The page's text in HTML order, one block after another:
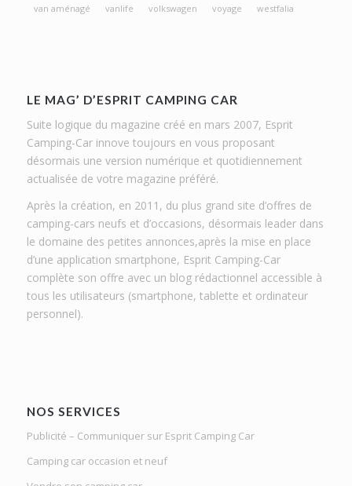
van aménagé
vanlife volkswagen voyage westfalia
LE MAG’ D’ESPRIT CAMPING CAR
Suite logique du magazine créé en mars 2007, Esprit
Camping-Car innove toujours en vous proposant
désormais une version numérique et quotidiennement
actualisée de votre magazine préféré.
Après la création, en 2011, du plus grand site d’offres de
camping-cars neufs et d’occasions, désormais leader dans
le domaine des petites annonces,après la mise en place
d’une application smartphone, Esprit Camping-Car
complète son offre avec un blog rédactionnel accessible à
tous les utilisateurs (smartphone, tablette et ordinateur
personnel).
NOS SERVICES
Publicité – Communiquer sur Esprit Camping Car
Camping car occasion et neuf